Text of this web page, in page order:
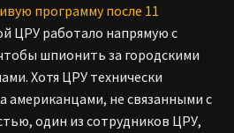
программу после 11
ЦРУ работало напрямую с
шпионить за городскими
Хотя ЦРУ технически
американцами, не связанными с
один из сотрудников ЦРУ,